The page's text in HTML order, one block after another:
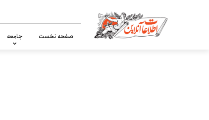
صفحه نخست جامعه